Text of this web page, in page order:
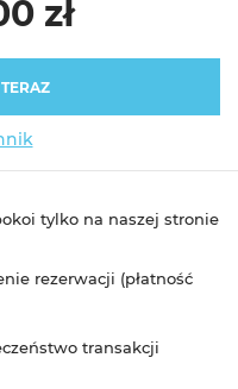
zł
tylko na naszej stronie
rezerwacji (płatność
transakcji